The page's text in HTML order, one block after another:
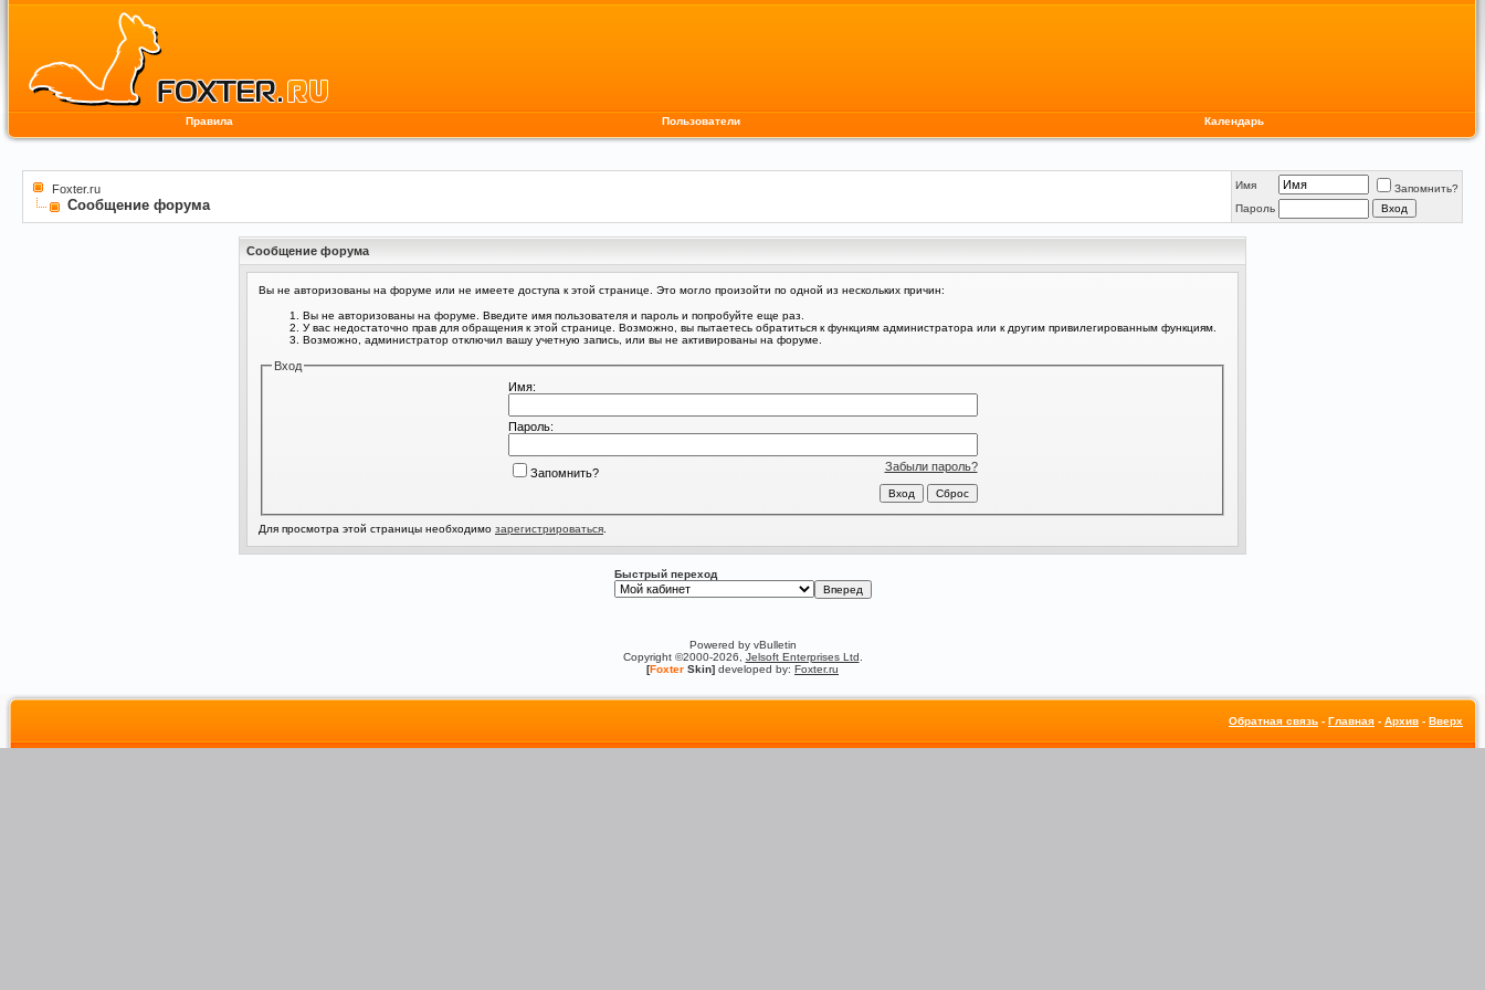
Правила Пользователи Календарь
Foxter.ru
Сообщение форума
Имя
Запомнить?
Пароль
Сообщение форума
Вы не авторизованы на форуме или не имеете доступа к этой странице. Это могло произойти по одной из нескольких причин:
Вы не авторизованы на форуме. Введите имя пользователя и пароль и попробуйте еще раз.
У вас недостаточно прав для обращения к этой странице. Возможно, вы пытаетесь обратиться к функциям администратора или к другим привилегированным функциям.
Возможно, администратор отключил вашу учетную запись, или вы не активированы на форуме.
Вход
Имя:
Пароль:
Забыли пароль?
Запомнить?
Для просмотра этой страницы необходимо зарегистрироваться
Быстрый переход
Powered by vBulletin
Copyright ©2000-2026, Jelsoft Enterprises Ltd
[Foxter Skin] developed by: Foxter.ru
Обратная связь - Главная - Архив - Вверх